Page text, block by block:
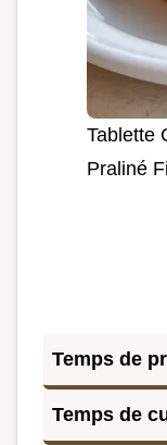
Tablette
Praliné
Temps de
Temps de